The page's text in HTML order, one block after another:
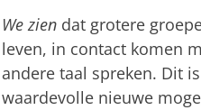
We zien dat grotere
leven, in contact komen
andere taal spreken. Dit
waardevolle nieuwe